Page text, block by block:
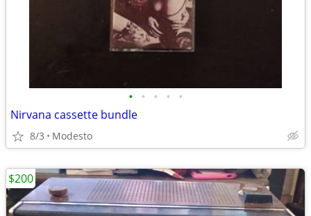
• • • • •
Nirvana cassette bundle
8/3 Modesto
$200